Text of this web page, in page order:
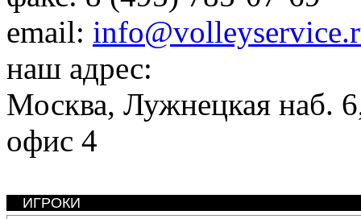
email:
наш адрес:
Москва, Лужнецкая наб.
офис 4
ИГРОКИ